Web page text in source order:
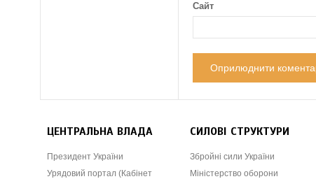
Сайт
ЦЕНТРАЛЬНА ВЛАДА
Президент України
Урядовий портал (Кабінет
СИЛОВІ СТРУКТУРИ
Збройні сили України
Міністерство оборони